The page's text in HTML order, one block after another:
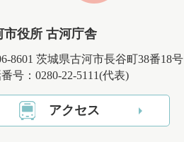
市役所 古河庁舎
8601 茨城県古河市長谷町38番18号
号：0280-22-5111(代表)
アクセス